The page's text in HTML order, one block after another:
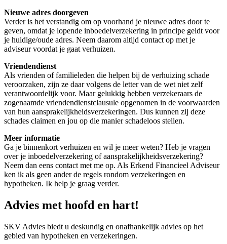
Nieuwe adres doorgeven
Verder is het verstandig om op voorhand je nieuwe adres door te
geven, omdat je lopende inboedelverzekering in principe geldt voor
je huidige/oude adres. Neem daarom altijd contact op met je
adviseur voordat je gaat verhuizen.
Vriendendienst
Als vrienden of familieleden die helpen bij de verhuizing schade
veroorzaken, zijn ze daar volgens de letter van de wet niet zelf
verantwoordelijk voor. Maar gelukkig hebben verzekeraars de
zogenaamde vriendendienstclausule opgenomen in de voorwaarden
van hun aansprakelijkheidsverzekeringen. Dus kunnen zij deze
schades claimen en jou op die manier schadeloos stellen.
Meer informatie
Ga je binnenkort verhuizen en wil je meer weten? Heb je vragen
over je inboedelverzekering of aansprakelijkheidsverzekering?
Neem dan eens contact met me op. Als Erkend Financieel Adviseur
ken ik als geen ander de regels rondom verzekeringen en
hypotheken. Ik help je graag verder.
Advies met hoofd en hart!
SKV Advies biedt u deskundig en onafhankelijk advies op het
gebied van hypotheken en verzekeringen.